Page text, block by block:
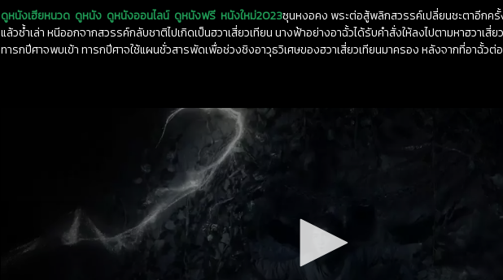
ดูหนังเฮียหนวด ดูหนัง ดูหนังออนไลน์ ดูหนังฟรี หนังใหม่2023ซุนหงอคง พระต่อสู้พลิกสวรรค์เปลี่ยนชะตาอีกค
แล้วซ้ำเล่า หนีออกจากสวรรค์กลับชาติไปเกิดเป็นฮวาเสี่ยวเทียน นางฟ้าอย่างอาฉั้วได้รับคำสั่งให้ลงไปตามหาฮวาเสี่
ทารกปีศาจพบเข้า ทารกปีศาจใช้แผนชั่วสารพัดเพื่อช่วงชิงอาวุธวิเศษของฮวาเสี่ยวเทียนมาครอง หลังจากที่อาฉั้ว